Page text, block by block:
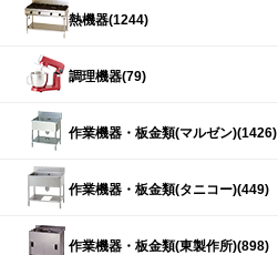
熱機器(1244)
調理機器(79)
作業機器・板金類(マルゼン)(1426)
作業機器・板金類(タニコー)(449)
作業機器・板金類(東製作所)(898)